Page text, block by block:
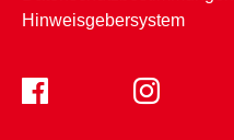
Hinweisgebersystem